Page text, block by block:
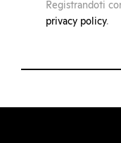
Registrandoti
privacy policy.